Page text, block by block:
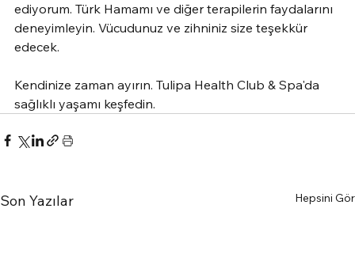
ediyorum. Türk Hamamı ve diğer terapilerin faydalarını
deneyimleyin. Vücudunuz ve zihniniz size teşekkür
edecek.
Kendinize zaman ayırın. Tulipa Health Club & Spa'da
sağlıklı yaşamı keşfedin.
Son Yazılar Hepsini Gör